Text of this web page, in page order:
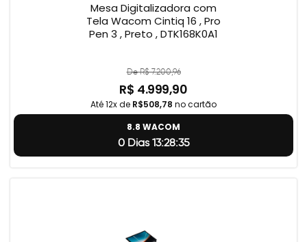
Mesa Digitalizadora com
Tela Wacom Cintiq 16 , Pro
Pen 3 , Preto , DTK168K0A1
De R$ 7.200,96
R$ 4.999,90
Até 12x de R$508,78 no cartão
8.8 WACOM
0 Dias 13:28:34